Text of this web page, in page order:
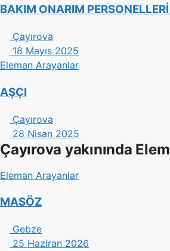
BAKIM ONARIM
Çayırova
18 Mayıs 2025
Eleman Arayanlar
AŞÇI
Çayırova
28 Nisan 2025
Çayırova yakınında
Eleman Arayanlar
MASÖZ
Gebze
25 Haziran 2026